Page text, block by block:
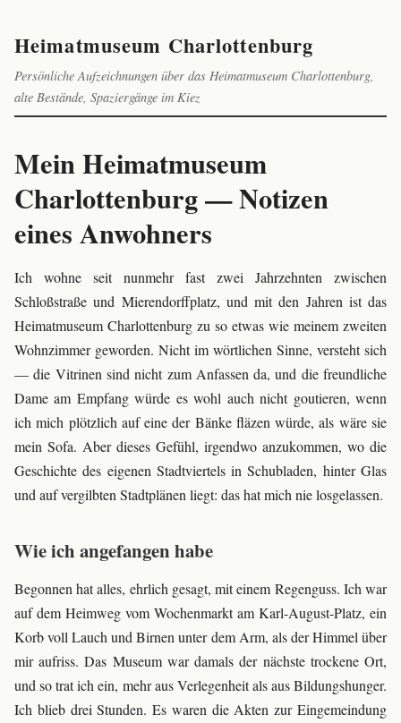
Heimatmuseum Charlottenburg
Persönliche Aufzeichnungen über das Heimatmuseum Charlottenburg,
alte Bestände, Spaziergänge im Kiez
Mein Heimatmuseum
Charlottenburg — Notizen
eines Anwohners
Ich wohne seit nunmehr fast zwei Jahrzehnten zwischen
Schloßstraße und Mierendorffplatz, und mit den Jahren ist das
Heimatmuseum Charlottenburg zu so etwas wie meinem zweiten
Wohnzimmer geworden. Nicht im wörtlichen Sinne, versteht sich
— die Vitrinen sind nicht zum Anfassen da, und die freundliche
Dame am Empfang würde es wohl auch nicht goutieren, wenn
ich mich plötzlich auf eine der Bänke fläzen würde, als wäre sie
mein Sofa. Aber dieses Gefühl, irgendwo anzukommen, wo die
Geschichte des eigenen Stadtviertels in Schubladen, hinter Glas
und auf vergilbten Stadtplänen liegt: das hat mich nie losgelassen.
Wie ich angefangen habe
Begonnen hat alles, ehrlich gesagt, mit einem Regenguss. Ich war
auf dem Heimweg vom Wochenmarkt am Karl-August-Platz, ein
Korb voll Lauch und Birnen unter dem Arm, als der Himmel über
mir aufriss. Das Museum war damals der nächste trockene Ort,
und so trat ich ein, mehr aus Verlegenheit als aus Bildungshunger.
Ich blieb drei Stunden. Es waren die Akten zur Eingemeindung